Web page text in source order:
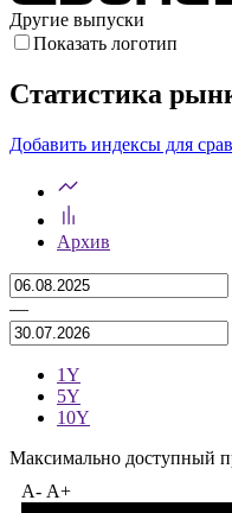
Другие выпуски
Показать логотип
Статистика
Добавить индексы для
Архив
—
1Y
5Y
10Y
Максимально доступный